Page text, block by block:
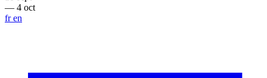
— 4 oct
fren